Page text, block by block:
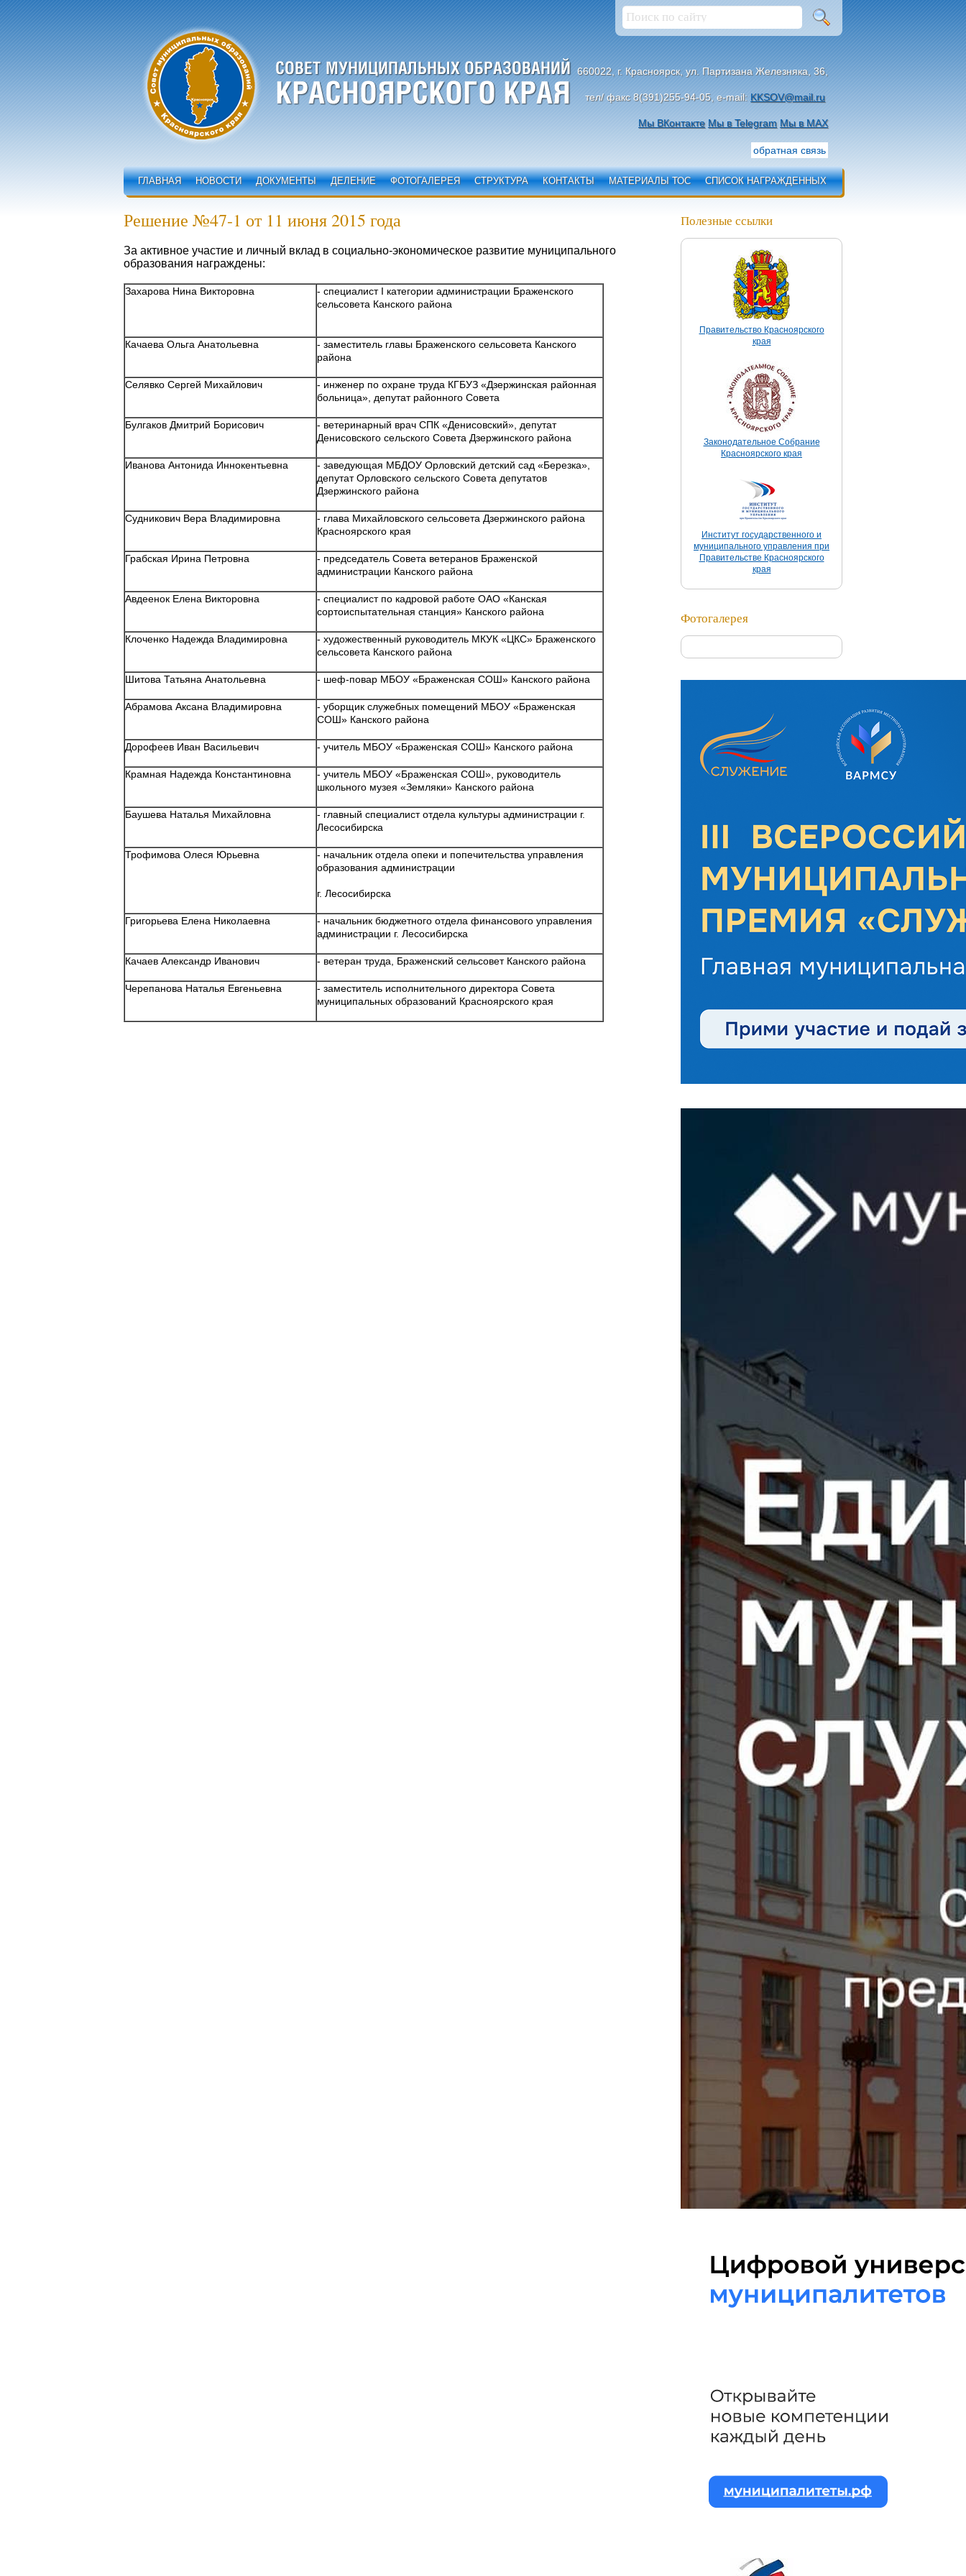
660022, г. Красноярск, ул. Партизана Железняка, 36,
тел/ факс 8(391)255-94-05, e-mail: KKSOV@mail.ru
Мы ВКонтакте Мы в Telegram Мы в МАХ
обратная связь
ГЛАВНАЯ НОВОСТИ ДОКУМЕНТЫ ДЕЛЕНИЕ ФОТОГАЛЕРЕЯ СТРУКТУРА КОНТАКТЫ МАТЕРИАЛЫ ТОС СПИСОК НАГРАЖДЕННЫХ
Решение №47-1 от 11 июня 2015 года
За активное участие и личный вклад в социально-экономическое развитие муниципального
образования награждены:
Захарова Нина Викторовна
- специалист I категории администрации Браженского
сельсовета Канского района
Качаева Ольга Анатольевна
- заместитель главы Браженского сельсовета Канского
района
Селявко Сергей Михайлович
- инженер по охране труда КГБУЗ «Дзержинская районная
больница», депутат районного Совета
Булгаков Дмитрий Борисович
- ветеринарный врач СПК «Денисовский», депутат
Денисовского сельского Совета Дзержинского района
Иванова Антонида Иннокентьевна
- заведующая МБДОУ Орловский детский сад «Березка»,
депутат Орловского сельского Совета депутатов
Дзержинского района
Судникович Вера Владимировна
- глава Михайловского сельсовета Дзержинского района
Красноярского края
Грабская Ирина Петровна
- председатель Совета ветеранов Браженской
администрации Канского района
Авдеенок Елена Викторовна
- специалист по кадровой работе ОАО «Канская
сортоиспытательная станция» Канского района
Клоченко Надежда Владимировна
- художественный руководитель МКУК «ЦКС» Браженского
сельсовета Канского района
Шитова Татьяна Анатольевна - шеф-повар МБОУ «Браженская СОШ» Канского района
Абрамова Аксана Владимировна
- уборщик служебных помещений МБОУ «Браженская
СОШ» Канского района
Дорофеев Иван Васильевич - учитель МБОУ «Браженская СОШ» Канского района
Крамная Надежда Константиновна
- учитель МБОУ «Браженская СОШ», руководитель
школьного музея «Земляки» Канского района
Баушева Наталья Михайловна
- главный специалист отдела культуры администрации г.
Лесосибирска
Трофимова Олеся Юрьевна
- начальник отдела опеки и попечительства управления
образования администрации
г. Лесосибирска
Григорьева Елена Николаевна
- начальник бюджетного отдела финансового управления
администрации г. Лесосибирска
Качаев Александр Иванович - ветеран труда, Браженский сельсовет Канского района
Черепанова Наталья Евгеньевна
- заместитель исполнительного директора Совета
муниципальных образований Красноярского края
Полезные ссылки
Правительство Красноярского
края
Законодательное Собрание
Красноярского края
Институт государственного и
муниципального управления при
Правительстве Красноярского
края
Фотогалерея